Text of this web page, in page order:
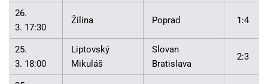
26.
3. 17:30
Žilina Poprad 1:4
25.
3. 18:00
Liptovský
Mikuláš
Slovan
Bratislava
2:3